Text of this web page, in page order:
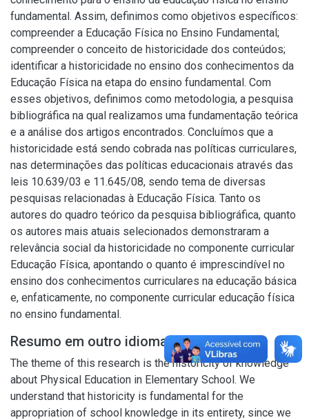
fundamental. Assim, definimos como objetivos específicos:
compreender a Educação Física no Ensino Fundamental;
compreender o conceito de historicidade dos conteúdos;
identificar a historicidade no ensino dos conhecimentos da
Educação Física na etapa do ensino fundamental. Com
esses objetivos, definimos como metodologia, a pesquisa
bibliográfica na qual realizamos uma fundamentação teórica
e a análise dos artigos encontrados. Concluímos que a
historicidade está sendo cobrada nas políticas curriculares,
nas determinações das políticas educacionais através das
leis 10.639/03 e 11.645/08, sendo tema de diversas
pesquisas relacionadas à Educação Física. Tanto os
autores do quadro teórico da pesquisa bibliográfica, quanto
os autores mais atuais selecionados demonstraram a
relevância social da historicidade no componente curricular
Educação Física, apontando o quanto é imprescindível no
ensino dos conhecimentos curriculares na educação básica
e, enfaticamente, no componente curricular educação física
no ensino fundamental.
Resumo em outro idioma
The theme of this research is the historicity of knowledge
about Physical Education in Elementary School. We
understand that historicity is fundamental for the
appropriation of school knowledge in its entirety, since we